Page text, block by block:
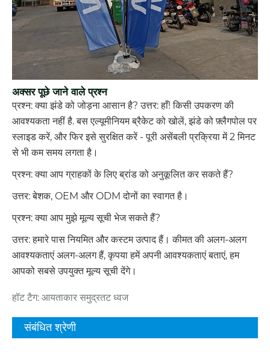
अक्सर पूछे जाने वाले प्रश्न
प्रश्न: क्या झंडे को जोड़ना आसान है? उत्तर: हाँ! किसी उपकरण की
आवश्यकता नहीं है. बस एल्यूमीनियम ब्रैकेट को खोलें, झंडे को फ़्लैगपोल पर
स्लाइड करें, और फिर इसे सुरक्षित करें - पूरी असेंबली प्रक्रिया में 2 मिनट
से भी कम समय लगता है।
प्रश्न: क्या आप ग्राहकों के लिए ब्रांड को अनुकूलित कर सकते हैं?
उत्तर: बेशक, OEM और ODM दोनों का स्वागत है।
प्रश्न: क्या आप मुझे मूल्य सूची भेज सकते हैं?
उत्तर: हमारे पास नियमित और कस्टम उत्पाद हैं। कीमत की अलग-अलग
आवश्यकताएं अलग-अलग हैं, कृपया हमें अपनी आवश्यकताएं बताएं, हम
आपको सबसे उपयुक्त मूल्य सूची देंगे।
हॉट टैग: आयताकार समुद्रतट ध्वज
संबंधित श्रेणी